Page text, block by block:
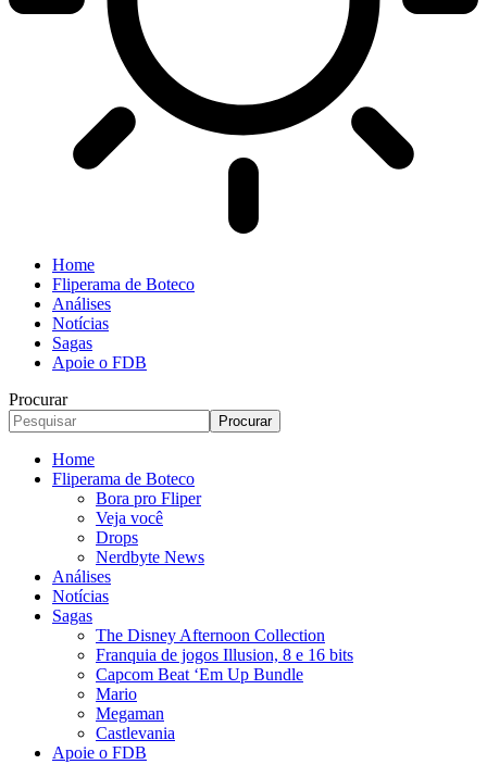
Home
Fliperama de Boteco
Análises
Notícias
Sagas
Apoie o FDB
Procurar
Home
Fliperama de Boteco
Bora pro Fliper
Veja você
Drops
Nerdbyte News
Análises
Notícias
Sagas
The Disney Afternoon Collection
Franquia de jogos Illusion, 8 e 16 bits
Capcom Beat ‘Em Up Bundle
Mario
Megaman
Castlevania
Apoie o FDB